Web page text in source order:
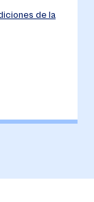
de la